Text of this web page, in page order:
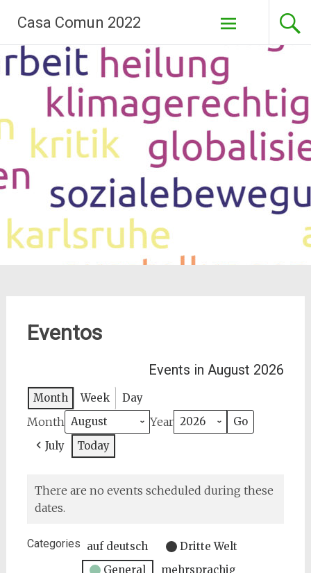
contenido
Casa Comun 2022
Eventos
Events in August 2026
Month Week Day
Month Year
July Today
There are no events scheduled during these
dates.
Categories auf deutsch
Dritte Welt
General
mehrsprachig